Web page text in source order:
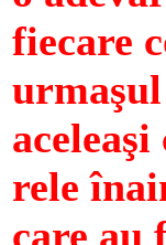
fiecare
rele
care au